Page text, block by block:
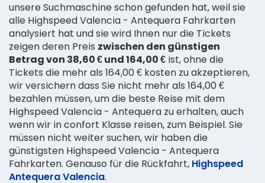
unsere Suchmaschine schon gefunden hat, weil sie
alle Highspeed Valencia - Antequera Fahrkarten
analysiert hat und sie wird Ihnen nur die Tickets
zeigen deren Preis zwischen den günstigen
Betrag von 38,60 € und 164,00 € ist, ohne die
Tickets die mehr als 164,00 € kosten zu akzeptieren,
wir versichern dass Sie nicht mehr als 164,00 €
bezahlen müssen, um die beste Reise mit dem
Highspeed Valencia - Antequera zu erhalten, auch
wenn wir in confort Klasse reisen, zum Beispiel. Sie
müssen nicht weiter suchen, wir haben die
günstigsten Highspeed Valencia - Antequera
Fahrkarten. Genauso für die Rückfahrt, Highspeed
Antequera Valencia.